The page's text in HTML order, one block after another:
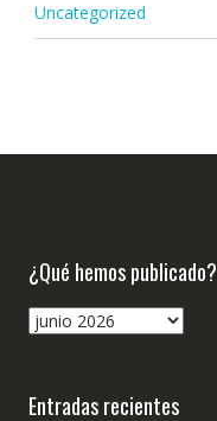
Uncategorized
¿Qué hemos publicado?
¿Qué
Entradas recientes